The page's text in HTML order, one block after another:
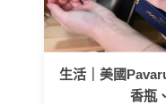
生活｜美國
香瓶